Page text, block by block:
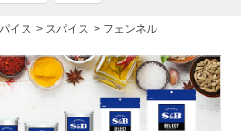
イス > スパイス > フェンネル